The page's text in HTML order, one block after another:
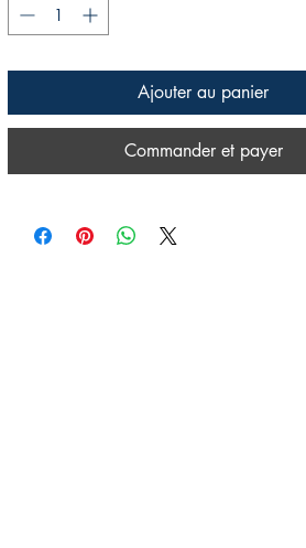
Ajouter au panier
Commander et payer